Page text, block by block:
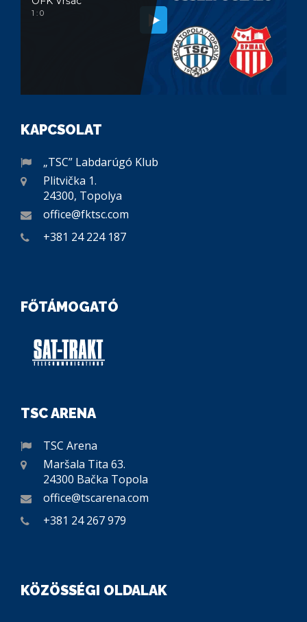
1 : 0
KAPCSOLAT
„TSC” Labdarúgó Klub
Plitvička 1.
24300, Topolya
office@fktsc.com
+381 24 224 187
FŐTÁMOGATÓ
TSC ARENA
TSC Arena
Maršala Tita 63.
24300 Bačka Topola
office@tscarena.com
+381 24 267 979
KÖZÖSSÉGI OLDALAK